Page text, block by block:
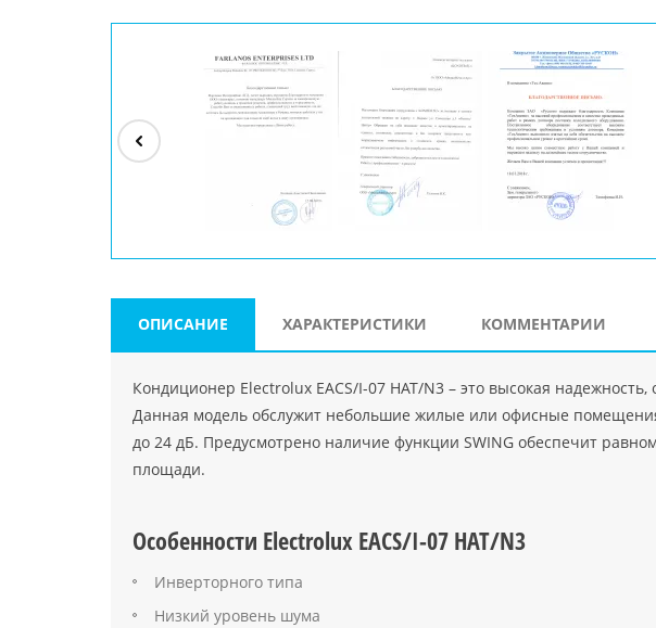
">
Код PHP ">
"МидасМеталлАрт" PHP ">
ОПИСАНИЕ ХАРАКТЕРИСТИКИ КОММЕНТАРИИ
Кондиционер Electrolux EACS/I-07 HAT/N3 – это высокая
Данная модель обслужит небольшие жилые или офисные
до 24 дБ. Предусмотрено наличие функции SWING обеспечит
площади.
Особенности Electrolux EACS/I-07 HAT/N3
Инверторного типа
Низкий уровень шума